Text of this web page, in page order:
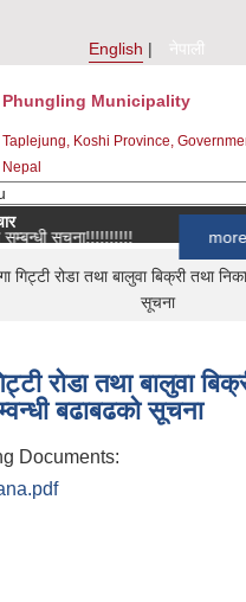
English
नेपाली
Phungling Municipality
Taplejung, Koshi Province,
Nepal
सूचना!!!!!!!!!!
here
गिट्टी रोडा तथा बालुवा बिक्री तथा
सूचना
रोडा तथा बालुवा
बढाबढको सूचना
Documents: